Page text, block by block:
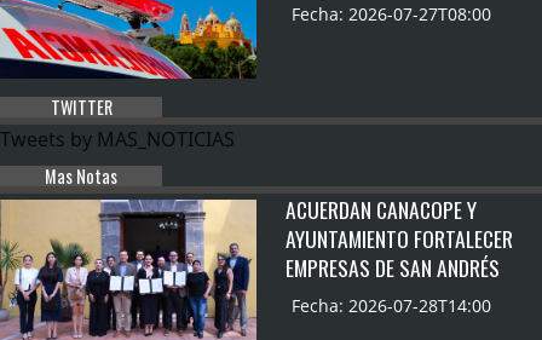
Fecha: 2026-07-27T08:00
TWITTER
Tweets by MAS_NOTICIAS
Mas Notas
ACUERDAN CANACOPE Y
AYUNTAMIENTO FORTALECER
EMPRESAS DE SAN ANDRÉS
Fecha: 2026-07-28T14:00